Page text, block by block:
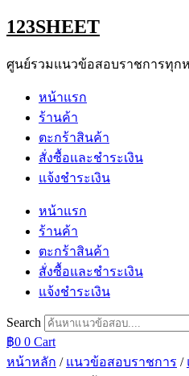
Skip
to
123SHEET
ศูนย์รวมแนวข้อสอบราชการทุก
หน้าแรก
ร้านค้า
ตะกร้าสินค้า
สั่งซื้อและชำระเงิน
แจ้งชำระเงิน
หน้าแรก
ร้านค้า
ตะกร้าสินค้า
สั่งซื้อและชำระเงิน
แจ้งชำระเงิน
Search
฿0 0 Cart
หน้าหลัก / แนวข้อสอบราชการ /